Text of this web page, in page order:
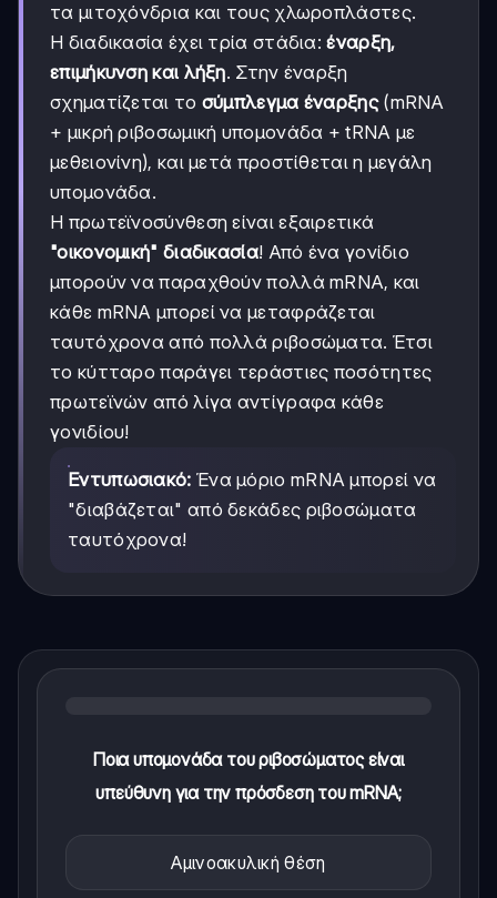
τα μιτοχόνδρια και τους χλωροπλάστες.
Η διαδικασία έχει τρία στάδια:έναρξη,
επιμήκυνση και λήξη. Στην έναρξη
σχηματίζεται το σύμπλεγμα έναρξης(mRNA
+ μικρή ριβοσωμική υπομονάδα + tRNA με
μεθειονίνη), και μετά προστίθεται η μεγάλη
υπομονάδα.
Η πρωτεϊνοσύνθεση είναι εξαιρετικά
"οικονομική" διαδικασία! Από ένα γονίδιο
μπορούν να παραχθούν πολλά mRNA, και
κάθε mRNA μπορεί να μεταφράζεται
ταυτόχρονα από πολλά ριβοσώματα. Έτσι
το κύτταρο παράγει τεράστιες ποσότητες
πρωτεϊνών από λίγα αντίγραφα κάθε
γονιδίου!
Εντυπωσιακό: Ένα μόριο mRNA μπορεί να
"διαβάζεται" από δεκάδες ριβοσώματα
ταυτόχρονα!
Ποια υπομονάδα του ριβοσώματος είναι
υπεύθυνη για την πρόσδεση του mRNA;
Αμινοακυλική θέση